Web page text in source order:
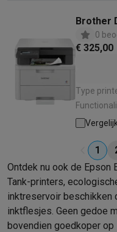
Brother
0
€ 325,00
Type
Scannen | Kleurenprinter: Kleurafdruk , Zwart-
Vergelijk
1
Ontdek nu ook de Epson
Tank-printers,
inktreservoir beschikken
inktflesjes. Geen gedoe
bovendien goedkoper op